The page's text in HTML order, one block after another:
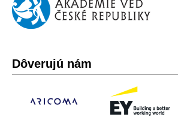
Dôverujú nám